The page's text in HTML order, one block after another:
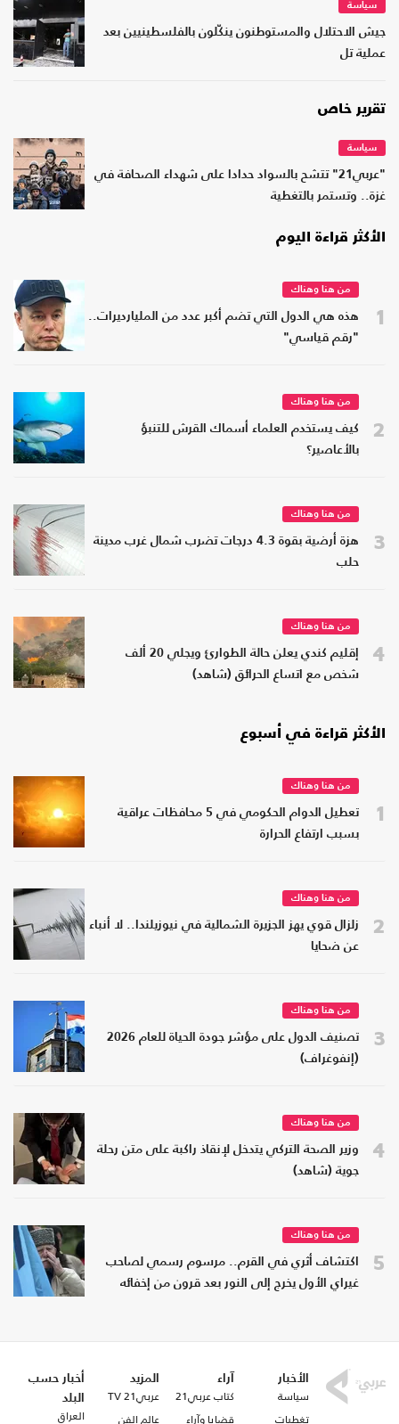
سياسة
جيش الاحتلال والمستوطنون ينكّلون بالفلسطينيين بعد
عملية تل
تقرير خاص
سياسة
"عربي21" تتشح بالسواد حدادا على شهداء الصحافة في
غزة.. وتستمر بالتغطية
الأكثر قراءة اليوم
1
من هنا وهناك
هذه هي الدول التي تضم أكبر عدد من المليارديرات..
"رقم قياسي"
2
من هنا وهناك
كيف يستخدم العلماء أسماك القرش للتنبؤ
بالأعاصير؟
3
من هنا وهناك
هزة أرضية بقوة 4.3 درجات تضرب شمال غرب مدينة
حلب
4
من هنا وهناك
إقليم كندي يعلن حالة الطوارئ ويجلي 20 ألف
شخص مع اتساع الحرائق (شاهد)
الأكثر قراءة في أسبوع
1
من هنا وهناك
تعطيل الدوام الحكومي في 5 محافظات عراقية
بسبب ارتفاع الحرارة
2
من هنا وهناك
زلزال قوي يهز الجزيرة الشمالية في نيوزيلندا.. لا أنباء
عن ضحايا
3
من هنا وهناك
تصنيف الدول على مؤشر جودة الحياة للعام 2026
(إنفوغراف)
4
من هنا وهناك
وزير الصحة التركي يتدخل لإنقاذ راكبة على متن رحلة
جوية (شاهد)
5
من هنا وهناك
اكتشاف أثري في القرم.. مرسوم رسمي لصاحب
غيراي الأول يخرج إلى النور بعد قرون من إخفائه
الأخبار
سياسة
تغطيات
آراء
كتاب عربي21
قضايا وآراء
المزيد
عربي21 TV
عالم الفن
أخبار حسب
البلد
العراق